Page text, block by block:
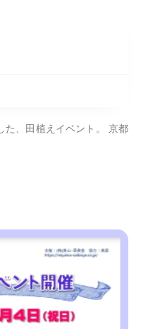
た、田植えイベント。 京都